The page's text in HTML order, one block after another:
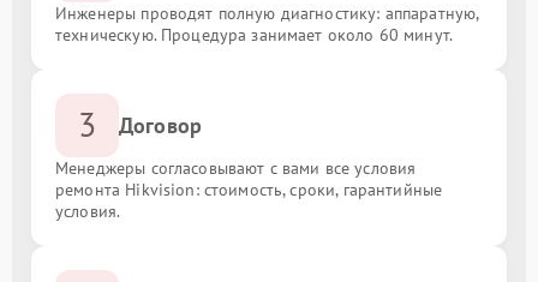
Инженеры проводят полную диагностику: аппаратную,
техническую. Процедура занимает около 60 минут.
3 Договор
Менеджеры согласовывают с вами все условия
ремонта Hikvision: стоимость, сроки, гарантийные
условия.